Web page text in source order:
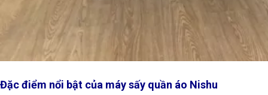
Đặc điểm nổi bật của máy sấy quần áo Nishu